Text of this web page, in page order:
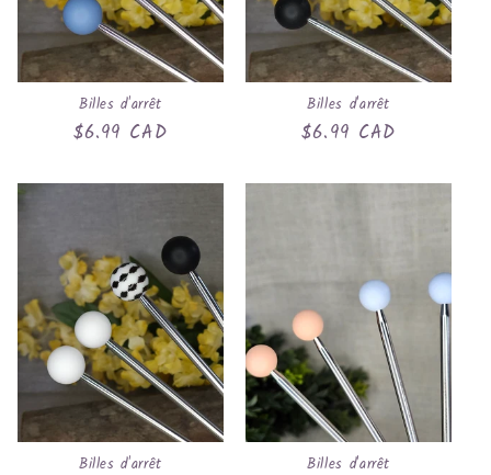
Billes d'arrêt
Prix
$6.99 CAD
Billes d'arrêt
Prix
$6.99 CAD
Billes d'arrêt Billes d'arrêt